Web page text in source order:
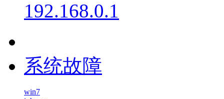
192.168.0.1
系统故障
win7